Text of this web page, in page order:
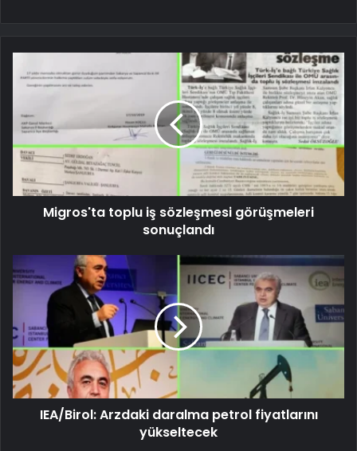
Migros'ta toplu iş sözleşmesi görüşmeleri
sonuçlandı
IEA/Birol: Arzdaki daralma petrol fiyatlarını
yükseltecek